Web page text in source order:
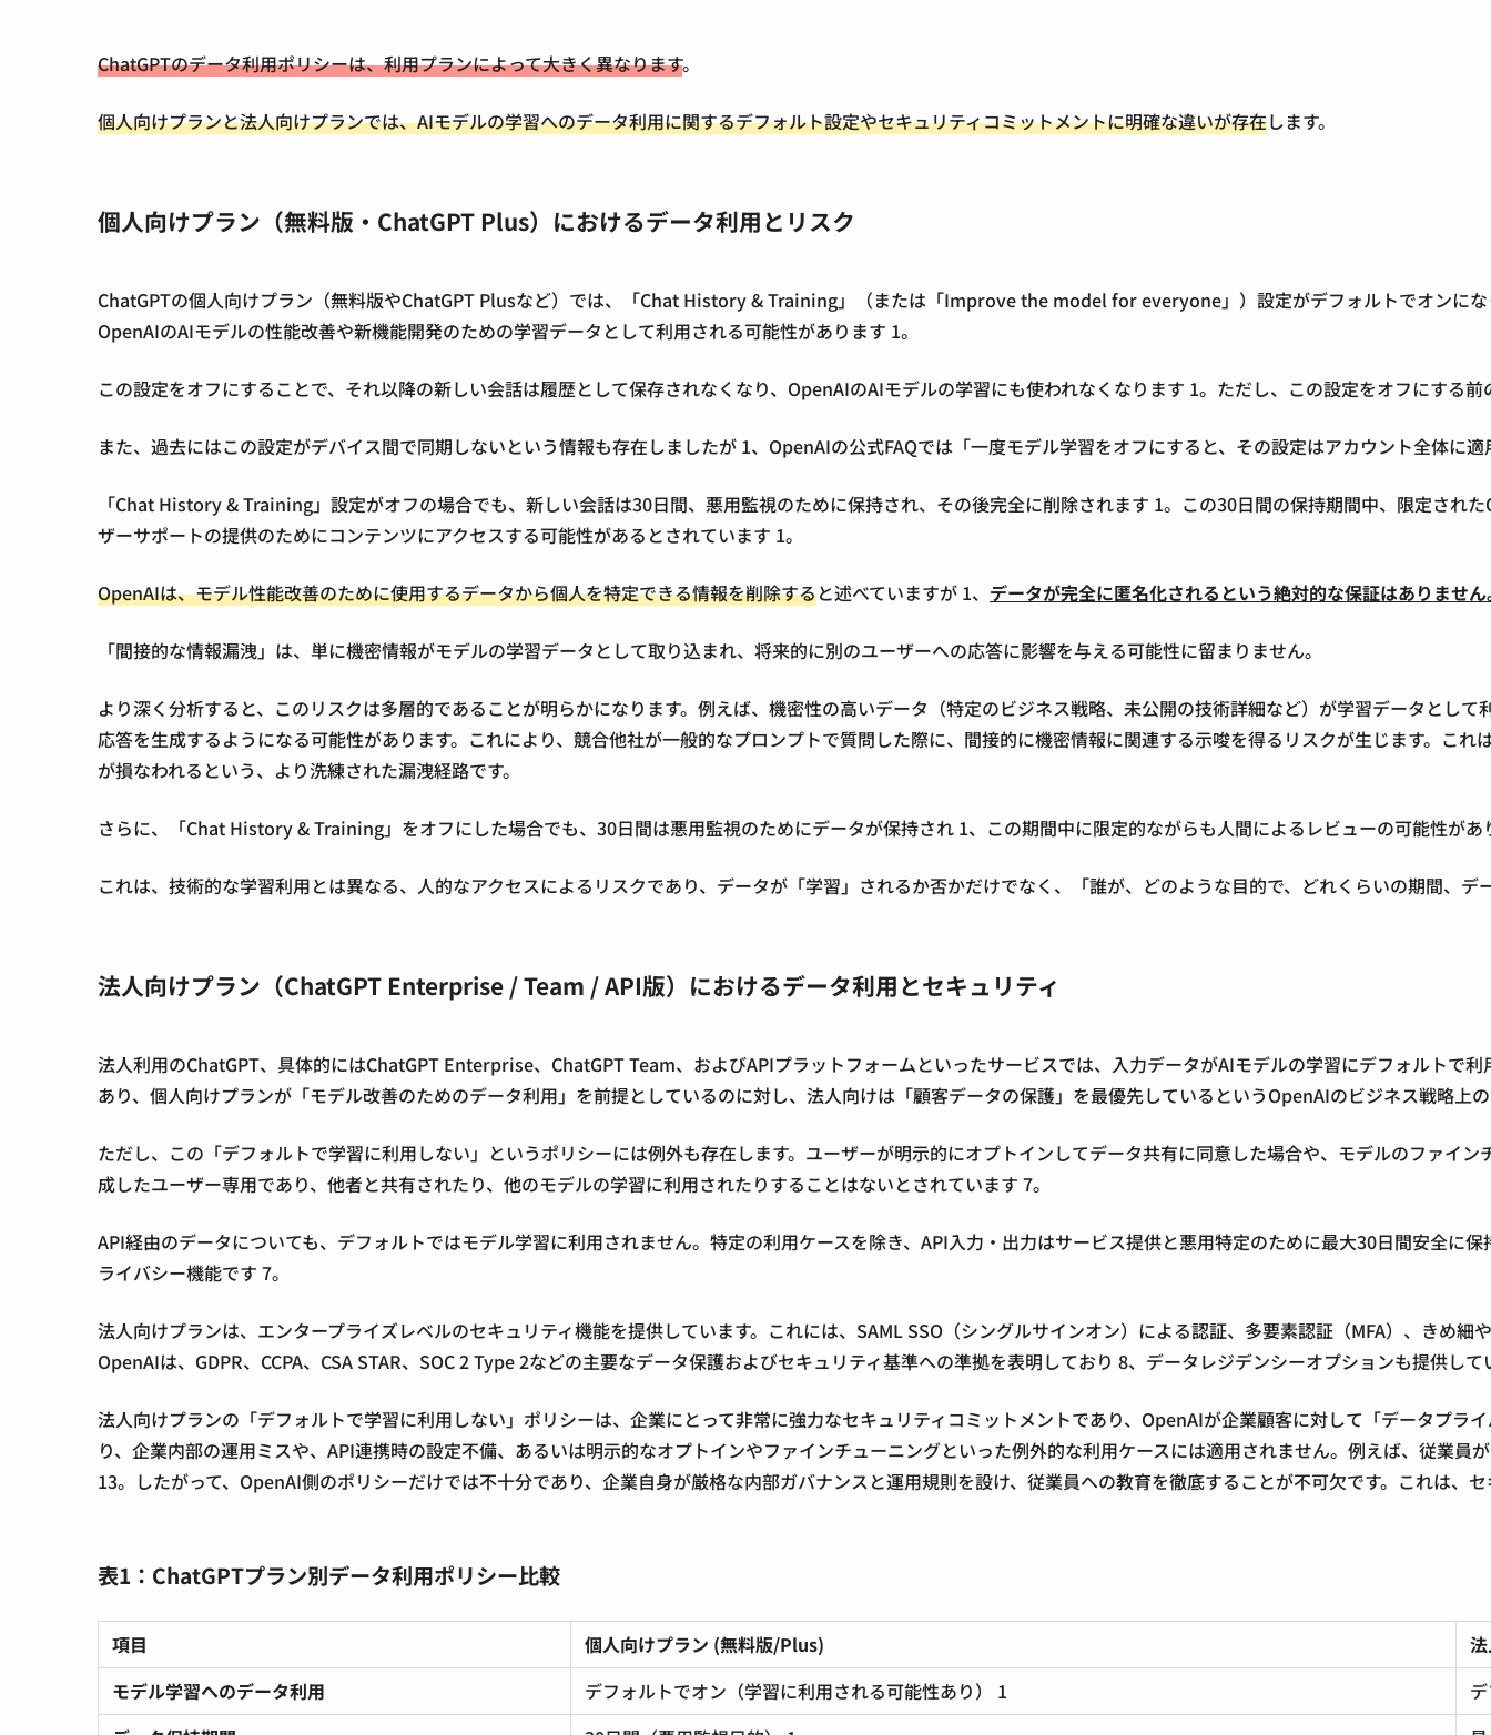
ChatGPTのデータ利用ポリシーは、利用プランによって大きく異なります。
個人向けプランと法人向けプランでは、AIモデルの学習へのデータ利用に関するデフォルト設定やセキュリティコミットメントに明確な違いが存在します。
個人向けプラン（無料版・ChatGPT Plus）におけるデータ利用とリスク
ChatGPTの個人向けプラン（無料版やChatGPT Plusなど）では、「Chat History & Training」（または「Improve the model for everyone」）設定がデフォルトでオンに
OpenAIのAIモデルの性能改善や新機能開発のための学習データとして利用される可能性があります 1。
この設定をオフにすることで、それ以降の新しい会話は履歴として保存されなくなり、OpenAIのAIモデルの学習にも使われなくなります 1。ただし、この設定をオフにする
また、過去にはこの設定がデバイス間で同期しないという情報も存在しましたが 1、OpenAIの公式FAQでは「一度モデル学習をオフにすると、その設定はアカウント全体
「Chat History & Training」設定がオフの場合でも、新しい会話は30日間、悪用監視のために保持され、その後完全に削除されます 1。この30日間の保持期間中、限定され
ザーサポートの提供のためにコンテンツにアクセスする可能性があるとされています 1。
OpenAIは、モデル性能改善のために使用するデータから個人を特定できる情報を削除すると述べていますが 1、 データが完全に匿名化されるという絶対的な保証はありませ
「間接的な情報漏洩」は、単に機密情報がモデルの学習データとして取り込まれ、将来的に別のユーザーへの応答に影響を与える可能性に留まりません。
より深く分析すると、このリスクは多層的であることが明らかになります。例えば、機密性の高いデータ（特定のビジネス戦略、未公開の技術詳細など）が学習データと
応答を生成するようになる可能性があります。これにより、競合他社が一般的なプロンプトで質問した際に、間接的に機密情報に関連する示唆を得るリスクが生じます。
が損なわれるという、より洗練された漏洩経路です。
さらに、「Chat History & Training」をオフにした場合でも、30日間は悪用監視のためにデータが保持され 1、この期間中に限定的ながらも人間によるレビューの可能性が
これは、技術的な学習利用とは異なる、人的なアクセスによるリスクであり、データが「学習」されるか否かだけでなく、「誰が、どのような目的で、どれくらいの期間、
法人向けプラン（ChatGPT Enterprise / Team / API版）におけるデータ利用とセキュリティ
法人利用のChatGPT、具体的にはChatGPT Enterprise、ChatGPT Team、およびAPIプラットフォームといったサービスでは、入力データがAIモデルの学習にデフォルトで
あり、個人向けプランが「モデル改善のためのデータ利用」を前提としているのに対し、法人向けは「顧客データの保護」を最優先しているというOpenAIのビジネス戦略上
ただし、この「デフォルトで学習に利用しない」というポリシーには例外も存在します。ユーザーが明示的にオプトインしてデータ共有に同意した場合や、モデルのファイ
成したユーザー専用であり、他者と共有されたり、他のモデルの学習に利用されたりすることはないとされています 7。
API経由のデータについても、デフォルトではモデル学習に利用されません。特定の利用ケースを除き、API入力・出力はサービス提供と悪用特定のために最大30日間安全に
ライバシー機能です 7。
法人向けプランは、エンタープライズレベルのセキュリティ機能を提供しています。これには、SAML SSO（シングルサインオン）による認証、多要素認証（MFA）、き
OpenAIは、GDPR、CCPA、CSA STAR、SOC 2 Type 2などの主要なデータ保護およびセキュリティ基準への準拠を表明しており 8、データレジデンシーオプションも提供し
法人向けプランの「デフォルトで学習に利用しない」ポリシーは、企業にとって非常に強力なセキュリティコミットメントであり、OpenAIが企業顧客に対して「データプ
り、企業内部の運用ミスや、API連携時の設定不備、あるいは明示的なオプトインやファインチューニングといった例外的な利用ケースには適用されません。例えば、従業
13。したがって、OpenAI側のポリシーだけでは不十分であり、企業自身が厳格な内部ガバナンスと運用規則を設け、従業員への教育を徹底することが不可欠です。これは
表1：ChatGPTプラン別データ利用ポリシー比較
項目 個人向けプラン (無料版/Plus)
モデル学習へのデータ利用
デフォルトでオン（学習に利用される可能性あり） 1